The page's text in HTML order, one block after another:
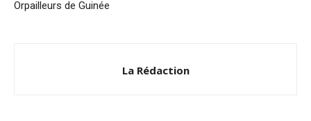
Orpailleurs de Guinée
La Rédaction